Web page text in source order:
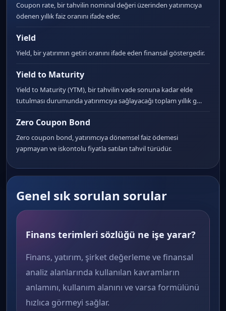
Coupon rate, bir tahvilin nominal değeri üzerinden yatırımcıya
ödenen yıllık faiz oranını ifade eder.
Yield
Yield, bir yatırımın getiri oranını ifade eden finansal göstergedir.
Yield to Maturity
Yield to Maturity (YTM), bir tahvilin vade sonuna kadar elde
tutulması durumunda yatırımcıya sağlayacağı toplam yıllık g…
Zero Coupon Bond
Zero coupon bond, yatırımcıya dönemsel faiz ödemesi
yapmayan ve iskontolu fiyatla satılan tahvil türüdür.
Genel sık sorulan sorular
Finans terimleri sözlüğü ne işe yarar?
Finans, yatırım, şirket değerleme ve finansal
analiz alanlarında kullanılan kavramların
anlamını, kullanım alanını ve varsa formülünü
hızlıca görmeyi sağlar.